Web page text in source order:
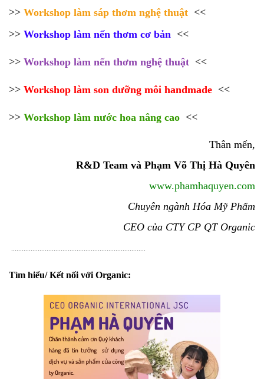
>> Workshop làm sáp thơm nghệ thuật <<
>> Workshop làm nến thơm cơ bản <<
>> Workshop làm nến thơm nghệ thuật <<
>> Workshop làm son dưỡng môi handmade <<
>> Workshop làm nước hoa nâng cao <<
Thân mến,
R&D Team và Phạm Võ Thị Hà Quyên
www.phamhaquyen.com
Chuyên ngành Hóa Mỹ Phẩm
CEO của CTY CP QT Organic
Tìm hiểu/ Kết nối với Organic: